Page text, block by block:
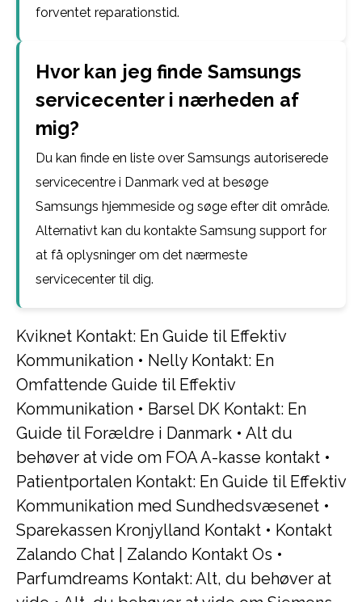
forventet reparationstid.
Hvor kan jeg finde Samsungs
servicecenter i nærheden af
mig?
Du kan finde en liste over Samsungs autoriserede
servicecentre i Danmark ved at besøge
Samsungs hjemmeside og søge efter dit område.
Alternativt kan du kontakte Samsung support for
at få oplysninger om det nærmeste
servicecenter til dig.
Kviknet Kontakt: En Guide til Effektiv
Kommunikation • Nelly Kontakt: En
Omfattende Guide til Effektiv
Kommunikation • Barsel DK Kontakt: En
Guide til Forældre i Danmark • Alt du
behøver at vide om FOA A-kasse kontakt •
Patientportalen Kontakt: En Guide til Effektiv
Kommunikation med Sundhedsvæsenet •
Sparekassen Kronjylland Kontakt • Kontakt
Zalando Chat | Zalando Kontakt Os •
Parfumdreams Kontakt: Alt, du behøver at